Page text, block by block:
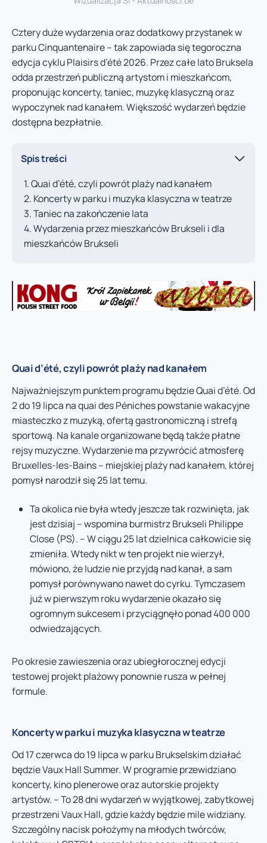
Cztery duże wydarzenia oraz dodatkowy przystanek w
parku Cinquantenaire – tak zapowiada się tegoroczna
edycja cyklu Plaisirs d’été 2026. Przez całe lato Bruksela
odda przestrzeń publiczną artystom i mieszkańcom,
proponując koncerty, taniec, muzykę klasyczną oraz
wypoczynek nad kanałem. Większość wydarzeń będzie
dostępna bezpłatnie.
Spis treści
Quai d’été, czyli powrót plaży nad kanałem
Koncerty w parku i muzyka klasyczna w teatrze
Taniec na zakończenie lata
Wydarzenia przez mieszkańców Brukseli i dla
mieszkańców Brukseli
Quai d’été, czyli powrót plaży nad kanałem
Najważniejszym punktem programu będzie Quai d’été. Od
2 do 19 lipca na quai des Péniches powstanie wakacyjne
miasteczko z muzyką, ofertą gastronomiczną i strefą
sportową. Na kanale organizowane będą także płatne
rejsy muzyczne. Wydarzenie ma przywrócić atmosferę
Bruxelles-les-Bains – miejskiej plaży nad kanałem, której
pomysł narodził się 25 lat temu.
Ta okolica nie była wtedy jeszcze tak rozwinięta, jak
jest dzisiaj – wspomina burmistrz Brukseli Philippe
Close (PS). – W ciągu 25 lat dzielnica całkowicie się
zmieniła. Wtedy nikt w ten projekt nie wierzył,
mówiono, że ludzie nie przyjdą nad kanał, a sam
pomysł porównywano nawet do cyrku. Tymczasem
już w pierwszym roku wydarzenie okazało się
ogromnym sukcesem i przyciągnęło ponad 400 000
odwiedzających.
Po okresie zawieszenia oraz ubiegłorocznej edycji
testowej projekt plażowy ponownie rusza w pełnej
formule.
Koncerty w parku i muzyka klasyczna w teatrze
Od 17 czerwca do 19 lipca w parku Brukselskim działać
będzie Vaux Hall Summer. W programie przewidziano
koncerty, kino plenerowe oraz autorskie projekty
artystów. – To 28 dni wydarzeń w wyjątkowej, zabytkowej
przestrzeni Vaux Hall, gdzie każdy będzie mile widziany.
Szczególny nacisk położymy na młodych twórców,